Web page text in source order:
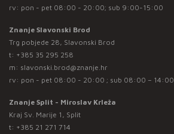
rv: pon - pet 08:00 - 20:00; sub 9:00-15:00
Znanje Slavonski Brod
Trg pobjede 28, Slavonski Brod
t: +385 35 295 258
m: slavonski.brod@znanje.hr
rv: pon - pet 08:00 - 20:00 ; sub 08:00 – 14:00
Znanje Split - Miroslav Krleža
Kraj Sv. Marije 1, Split
t: +385 21 271 714